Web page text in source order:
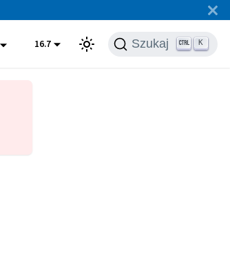
16.7 Szukaj K